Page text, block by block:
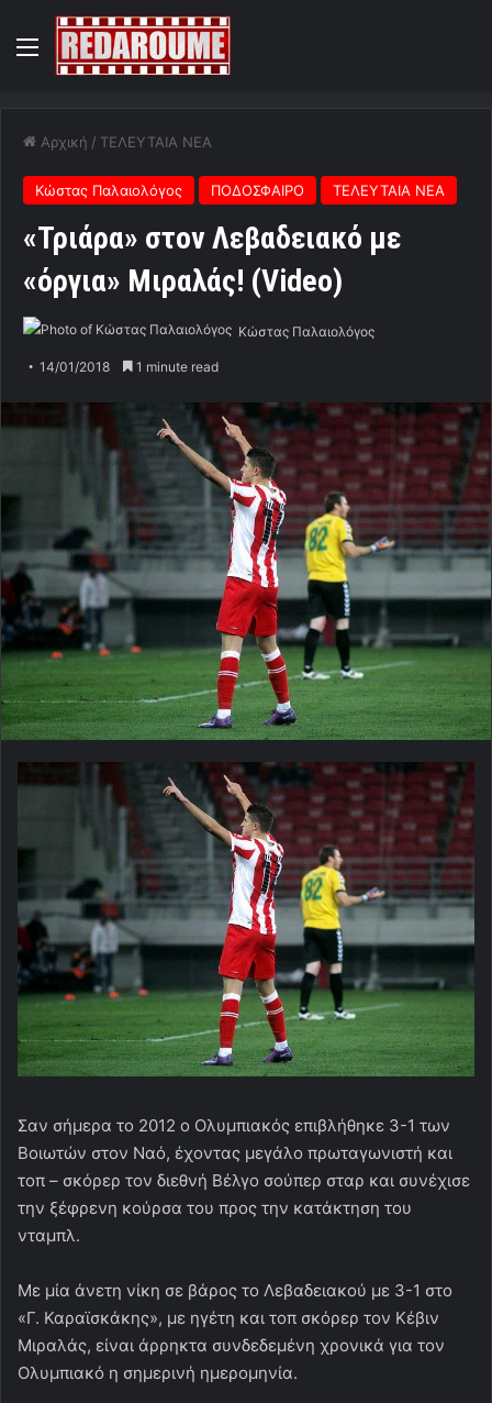
Menu
Αρχική / ΤΕΛΕΥΤΑΙΑ ΝΕΑ
Κώστας Παλαιολόγος ΠΟΔΟΣΦΑΙΡΟ ΤΕΛΕΥΤΑΙΑ ΝΕΑ
«Τριάρα» στον Λεβαδειακό με
«όργια» Μιραλάς! (Video)
Κώστας Παλαιολόγος
14/01/2018 1 minute read
Σαν σήμερα το 2012 ο Ολυμπιακός επιβλήθηκε 3-1 των
Βοιωτών στον Ναό, έχοντας μεγάλο πρωταγωνιστή και
τοπ – σκόρερ τον διεθνή Βέλγο σούπερ σταρ και συνέχισε
την ξέφρενη κούρσα του προς την κατάκτηση του
νταμπλ.
Με μία άνετη νίκη σε βάρος το Λεβαδειακού με 3-1 στο
«Γ. Καραϊσκάκης», με ηγέτη και τοπ σκόρερ τον Κέβιν
Μιραλάς, είναι άρρηκτα συνδεδεμένη χρονικά για τον
Ολυμπιακό η σημερινή ημερομηνία.